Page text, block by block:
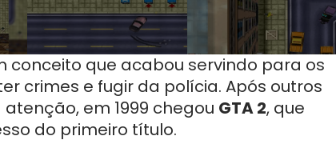
que acabou servindo para os
crimes e fugir da polícia. Após outros
em 1999 chegou GTA 2, que
do primeiro título.